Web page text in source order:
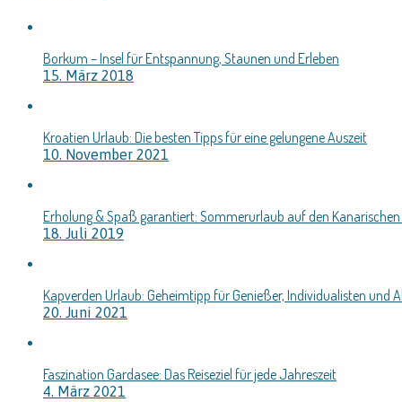
Borkum – Insel für Entspannung, Staunen und Erleben
15. März 2018
Kroatien Urlaub: Die besten Tipps für eine gelungene Auszeit
10. November 2021
Erholung & Spaß garantiert: Sommerurlaub auf den Kanarischen
18. Juli 2019
Kapverden Urlaub: Geheimtipp für Genießer, Individualisten und
20. Juni 2021
Faszination Gardasee: Das Reiseziel für jede Jahreszeit
4. März 2021